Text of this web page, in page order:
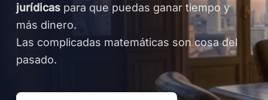
jurídicaspara que puedas ganar tiempo y
más dinero.
Las complicadas matemáticas son cosa del
pasado.